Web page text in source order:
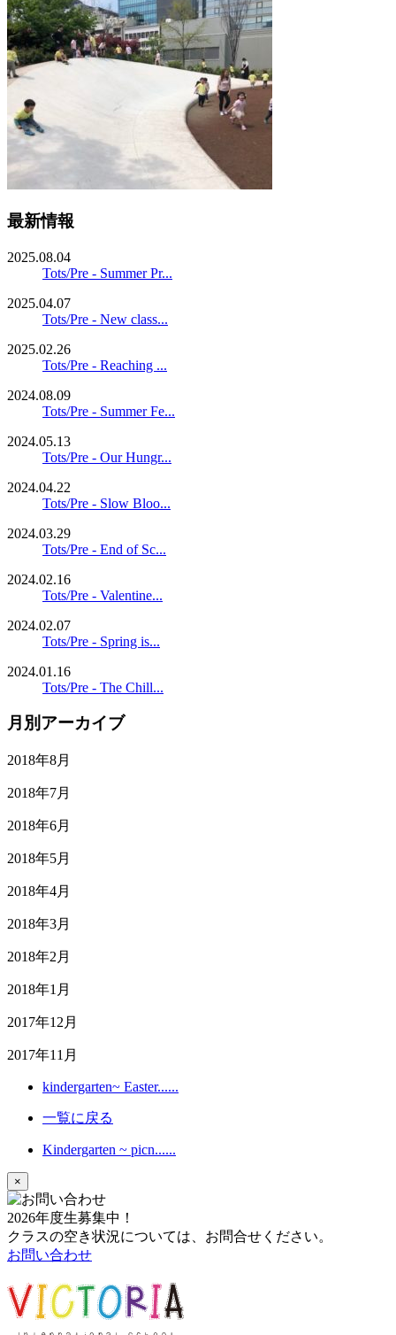
最新情報
2025.08.04
Tots/Pre - Summer Pr...
2025.04.07
Tots/Pre - New class...
2025.02.26
Tots/Pre - Reaching ...
2024.08.09
Tots/Pre - Summer Fe...
2024.05.13
Tots/Pre - Our Hungr...
2024.04.22
Tots/Pre - Slow Bloo...
2024.03.29
Tots/Pre - End of Sc...
2024.02.16
Tots/Pre - Valentine...
2024.02.07
Tots/Pre - Spring is...
2024.01.16
Tots/Pre - The Chill...
月別アーカイブ
2018年8月
2018年7月
2018年6月
2018年5月
2018年4月
2018年3月
2018年2月
2018年1月
2017年12月
2017年11月
kindergarten~ Easter......
一覧に戻る
Kindergarten ~ picn......
×
2026年度生募集中！
クラスの空き状況については、お問合せください。
お問い合わせ